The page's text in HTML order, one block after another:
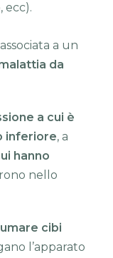
ecc).
a un
da
a cui è
inferiore, a
hanno
nello
cibi
l’apparato